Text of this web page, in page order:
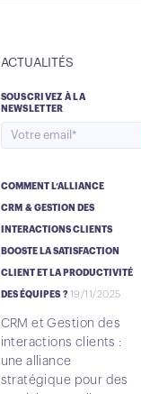
ACTUALITÉS
SOUSCRIVEZ À LA
NEWSLETTER
COMMENT L’ALLIANCE
CRM & GESTION DES
INTERACTIONS CLIENTS
BOOSTE LA SATISFACTION
CLIENT ET LA PRODUCTIVITÉ
DES ÉQUIPES ? 19/11/2025
CRM et Gestion des
interactions clients :
une alliance
stratégique pour des